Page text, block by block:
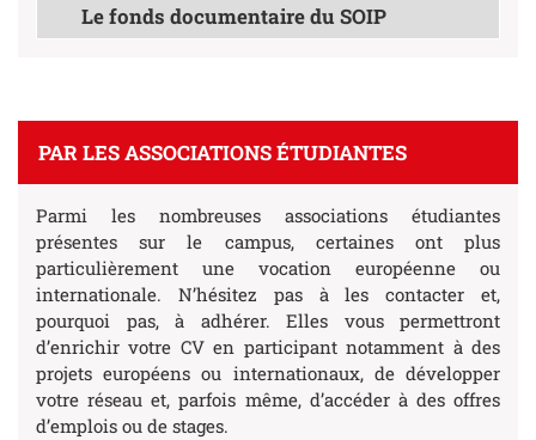
Le fonds documentaire du SOIP
PAR LES ASSOCIATIONS ÉTUDIANTES
Parmi les nombreuses associations étudiantes
présentes sur le campus, certaines ont plus
particulièrement une vocation européenne ou
internationale. N’hésitez pas à les contacter et,
pourquoi pas, à adhérer. Elles vous permettront
d’enrichir votre CV en participant notamment à des
projets européens ou internationaux, de développer
votre réseau et, parfois même, d’accéder à des offres
d’emplois ou de stages.